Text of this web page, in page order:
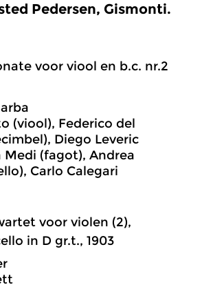
Pedersen, Gismonti.
voor viool en b.c. nr.2
(viool), Federico del
Diego Leveric
Medi (fagot), Andrea
Carlo Calegari
voor violen (2),
in D gr.t., 1903